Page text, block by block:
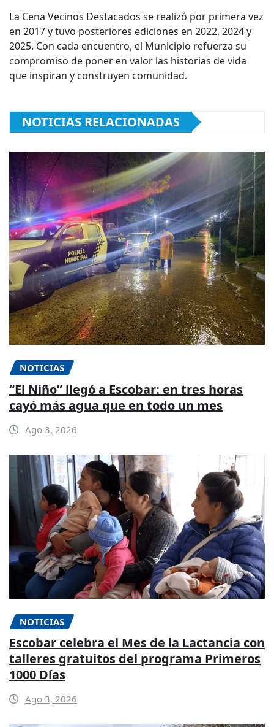
La Cena Vecinos Destacados se realizó por primera vez
en 2017 y tuvo posteriores ediciones en 2022, 2024 y
2025. Con cada encuentro, el Municipio refuerza su
compromiso de poner en valor las historias de vida
que inspiran y construyen comunidad.
NOTICIAS RELACIONADAS
NOTICIAS
“El Niño” llegó a Escobar: en tres horas
cayó más agua que en todo un mes
Ago 3, 2026
NOTICIAS
Escobar celebra el Mes de la Lactancia con
talleres gratuitos del programa Primeros
1000 Días
Ago 3, 2026